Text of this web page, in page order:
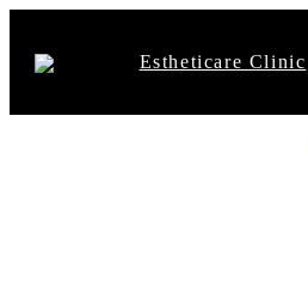
Estheticare Clinic